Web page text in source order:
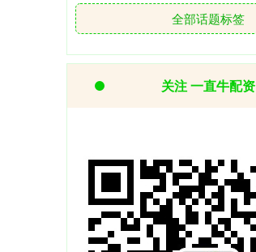
全部话题标签
关注 一直牛配资